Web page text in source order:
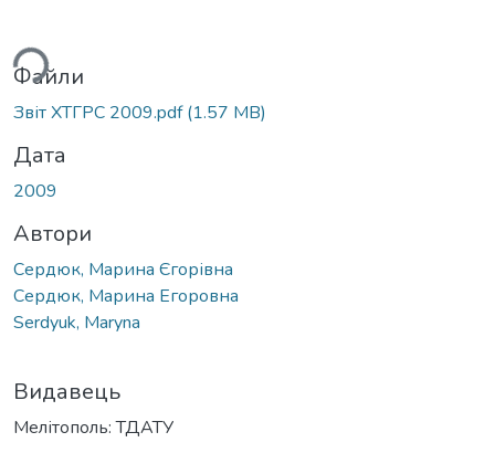
Файли
Звіт ХТГРС 2009.pdf(1.57 MB)
Дата
2009
Автори
Сердюк, Марина Єгорівна
Сердюк, Марина Егоровна
Serdyuk, Maryna
Видавець
Мелітополь: ТДАТУ